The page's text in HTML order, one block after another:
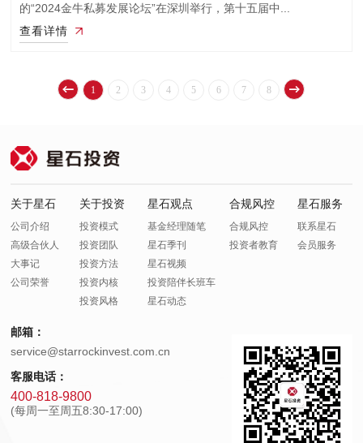
的“2024金牛私募发展论坛”在深圳举行，第十五届中...
查看详情
1 2 3 4 5 6 7 8
关于星石
公司介绍
高级合伙人
大事记
公司荣誉
关于投资
投资模式
投资团队
投资方法
投资内核
投资风格
星石观点
基金经理随笔
星石季刊
星石视频
投资陪伴长班车
星石动态
合规风控
合规风控
投资者教育
星石服务
联系星石
会员服务
邮箱：
service@starrockinvest.com.cn
客服电话：
400-818-9800
(每周一至周五8:30-17:00)